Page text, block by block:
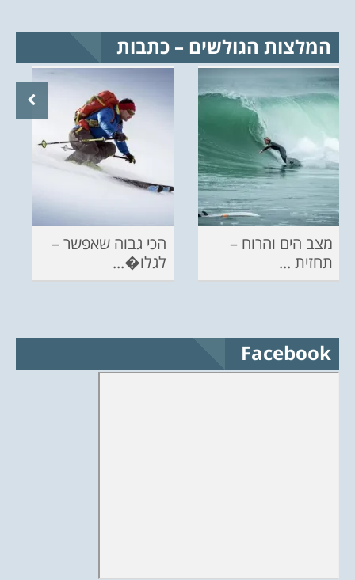
המלצות הגולשים – כתבות
מצב הים והרוח –
תחזית ...
הכי גבוה שאפשר –
לגלו�...
Facebook